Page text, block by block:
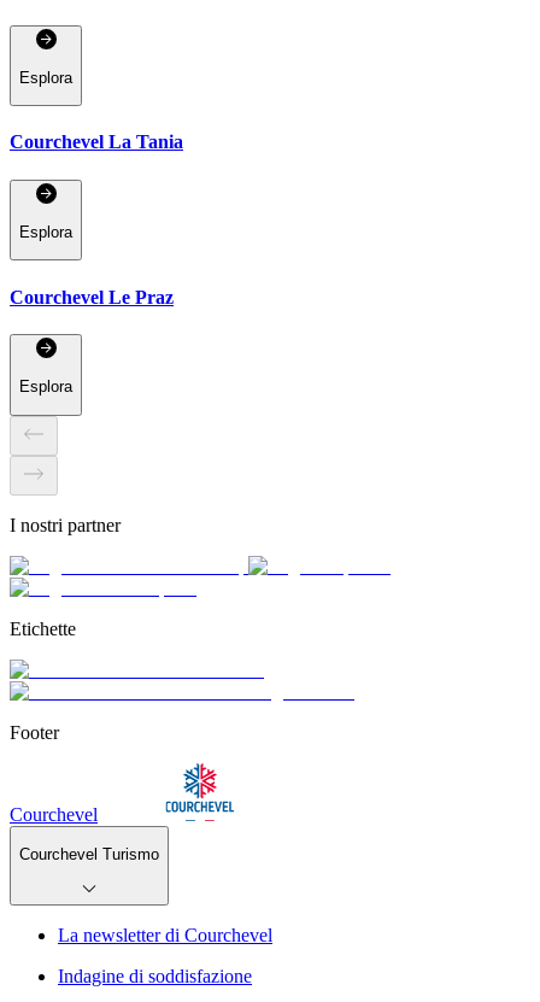
Esplora
Courchevel La Tania
Esplora
Courchevel Le Praz
Esplora
I nostri partner
Etichette
Footer
Courchevel
Courchevel Turismo
La newsletter di Courchevel
Indagine di soddisfazione